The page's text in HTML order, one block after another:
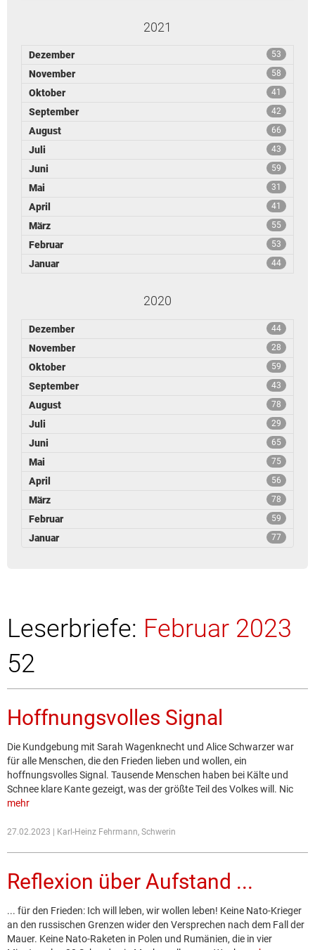
2021
Dezember 53
November 58
Oktober 41
September 42
August 66
Juli 43
Juni 59
Mai 31
April 41
März 55
Februar 53
Januar 44
2020
Dezember 44
November 28
Oktober 59
September 43
August 78
Juli 29
Juni 65
Mai 75
April 56
März 78
Februar 59
Januar 77
Leserbriefe: Februar 2023
52
Hoffnungsvolles Signal
Die Kundgebung mit Sarah Wagenknecht und Alice Schwarzer war
für alle Menschen, die den Frieden lieben und wollen, ein
hoffnungsvolles Signal. Tausende Menschen haben bei Kälte und
Schnee klare Kante gezeigt, was der größte Teil des Volkes will. Nic
mehr
27.02.2023 | Karl-Heinz Fehrmann, Schwerin
Reflexion über Aufstand ...
... für den Frieden: Ich will leben, wir wollen leben! Keine Nato-Krieger
an den russischen Grenzen wider den Versprechen nach dem Fall der
Mauer. Keine Nato-Raketen in Polen und Rumänien, die in vier